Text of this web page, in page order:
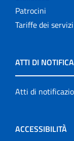
Patrocini
Tariffe dei
ATTI DI NOTIFICA
Atti di
ACCESSIBILITÀ